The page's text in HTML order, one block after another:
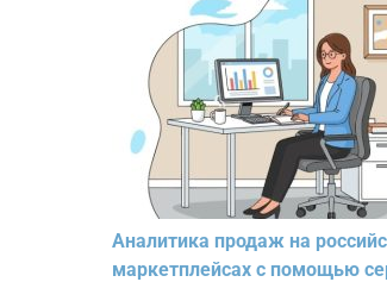
Аналитика продаж на
маркетплейсах с помощью